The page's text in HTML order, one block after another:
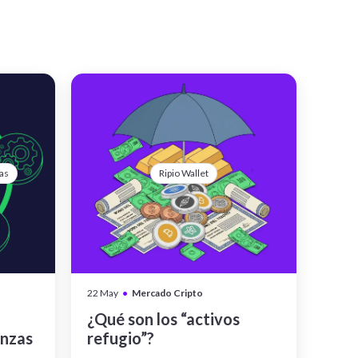
Ripio Wallet
22 May • Mercado Cripto
¿Qué son los “activos
refugio”?